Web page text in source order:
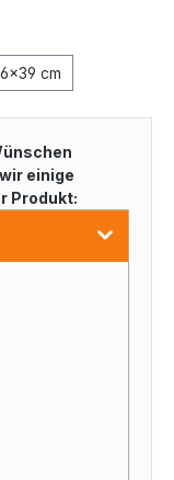
cm
einige
Produkt: